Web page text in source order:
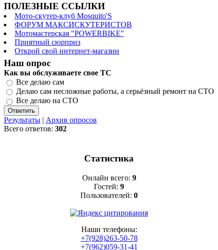
ПОЛЕЗНЫЕ ССЫЛКИ
Мото-скутер-клуб Mosquito'S
ФОРУМ МАКСИСКУТЕРИСТОВ
Мотомастерская "POWERBIKE"
Приятный сюрприз
Открой свой интернет-магазин
Наш опрос
Как вы обслуживаете свое ТС
Все делаю сам
Делаю сам несложные работы, а серьёзный ремонт на СТО
Все делаю на СТО
Результаты | Архив опросов
Всего ответов: 302
Статистика
Онлайн всего: 9
Гостей: 9
Пользователей: 0
Наши телефоны:
+7(928)263-50-78
+7(962)059-31-41